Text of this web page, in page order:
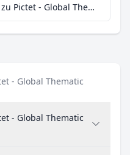
Mehr Fundamentaldaten zu Pictet - Global Thematic Opportunities-P USD Acc bei Parqet
- Global Thematic
- Global Thematic